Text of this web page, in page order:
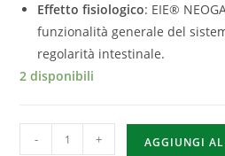
Effetto fisiologico: EIE®
funzionalità generale del
regolarità intestinale.
2 disponibili
- + AGGIUNGI